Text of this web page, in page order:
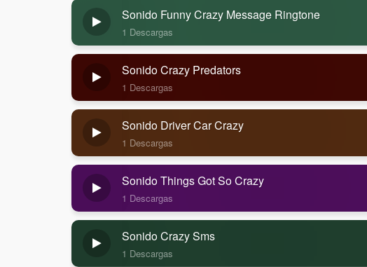
Sonido Funny Crazy Message Ringtone
1 Descargas
Sonido Crazy Predators
1 Descargas
Sonido Driver Car Crazy
1 Descargas
Sonido Things Got So Crazy
1 Descargas
Sonido Crazy Sms
1 Descargas